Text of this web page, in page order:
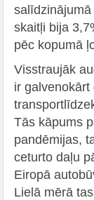
skaitļi bija
pēc kopumā
Visstraujāk
ir
Tās kāpums
pandēmijas,
ceturto daļu
Eiropā
Lielā mērā